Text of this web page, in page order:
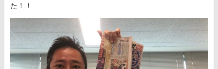
た！！